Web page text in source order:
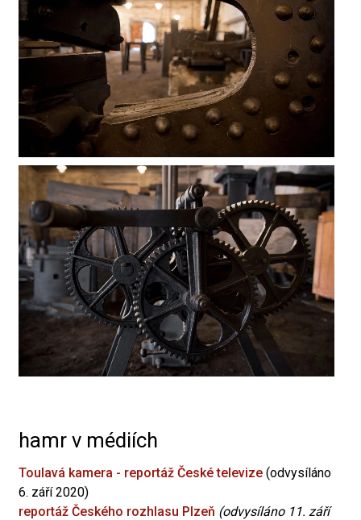
hamr v médiích
Toulavá kamera - reportáž České televize (odvysíláno
6. září 2020)
reportáž Českého rozhlasu Plzeň (odvysíláno 11. září